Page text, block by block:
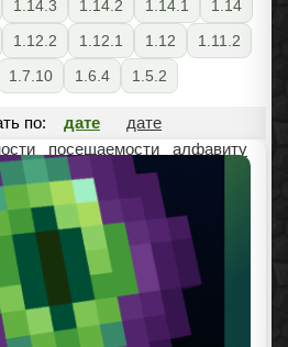
1.14.3 1.14.2 1.14.1
1.14
1.12.2 1.12.1 1.12
1.11.2
1.7.10 1.6.4 1.5.2
по: дате
дате
посещаемости алфавиту